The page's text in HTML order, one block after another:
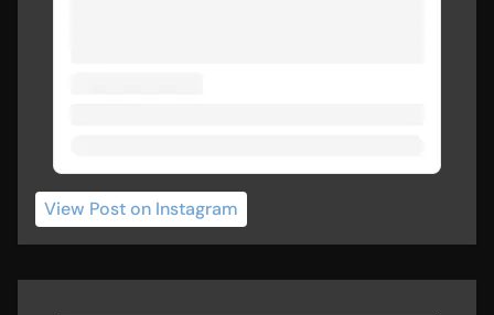
View Post on Instagram